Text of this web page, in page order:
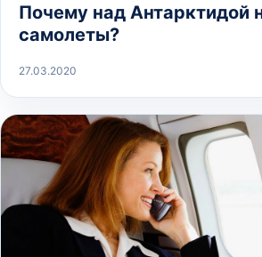
Почему над Антарктидой
самолеты?
27.03.2020